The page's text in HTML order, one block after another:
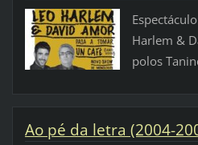
Harlem &
polos
Ao pé da letra (2004-